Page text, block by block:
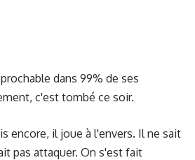
dans 99% de ses
c'est tombé ce soir.
encore, il joue à l'envers. Il ne sait
pas attaquer. On s'est fait